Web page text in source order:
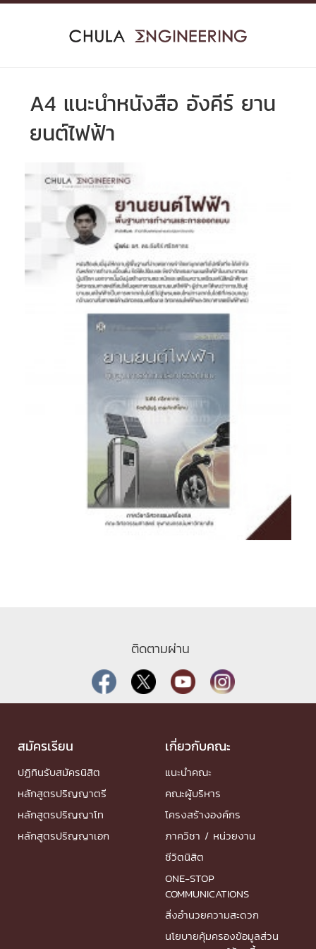
Skip
A4 แนะนำหนังสือ อังคีร์ ยาน
ยนต์ไฟฟ้า
ติดตามผ่าน
สมัครเรียน
ปฏิทินรับสมัครนิสิต
หลักสูตรปริญญาตรี
หลักสูตรปริญญาโท
หลักสูตรปริญญาเอก
เกี่ยวกับคณะ
แนะนำคณะ
คณะผู้บริหาร
โครงสร้างองค์กร
ภาควิชา / หน่วยงาน
ชีวิตนิสิต
ONE-STOP
COMMUNICATIONS
สิ่งอำนวยความสะดวก
นโยบายคุ้มครองข้อมูลส่วน